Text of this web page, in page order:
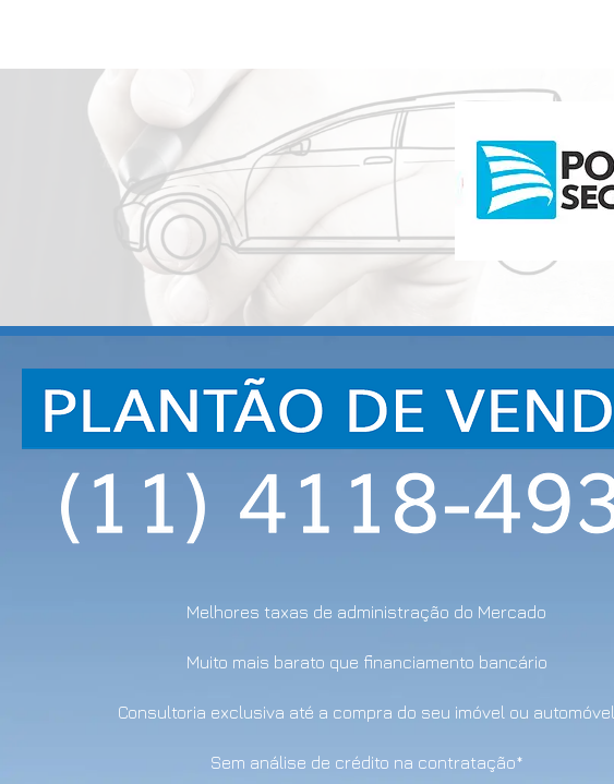
Melhores taxas de administração do Mercado
Muito mais barato que financiamento bancário
Consultoria exclusiva até a compra do seu imóvel ou automóvel
Sem análise de crédito na contratação*